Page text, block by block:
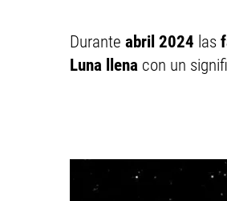
Durante abril 2024 las
Luna llena con un